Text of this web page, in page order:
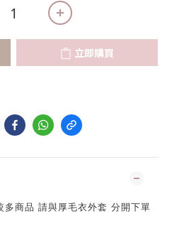
立即購買
商品 請與厚毛衣外套 分開下單